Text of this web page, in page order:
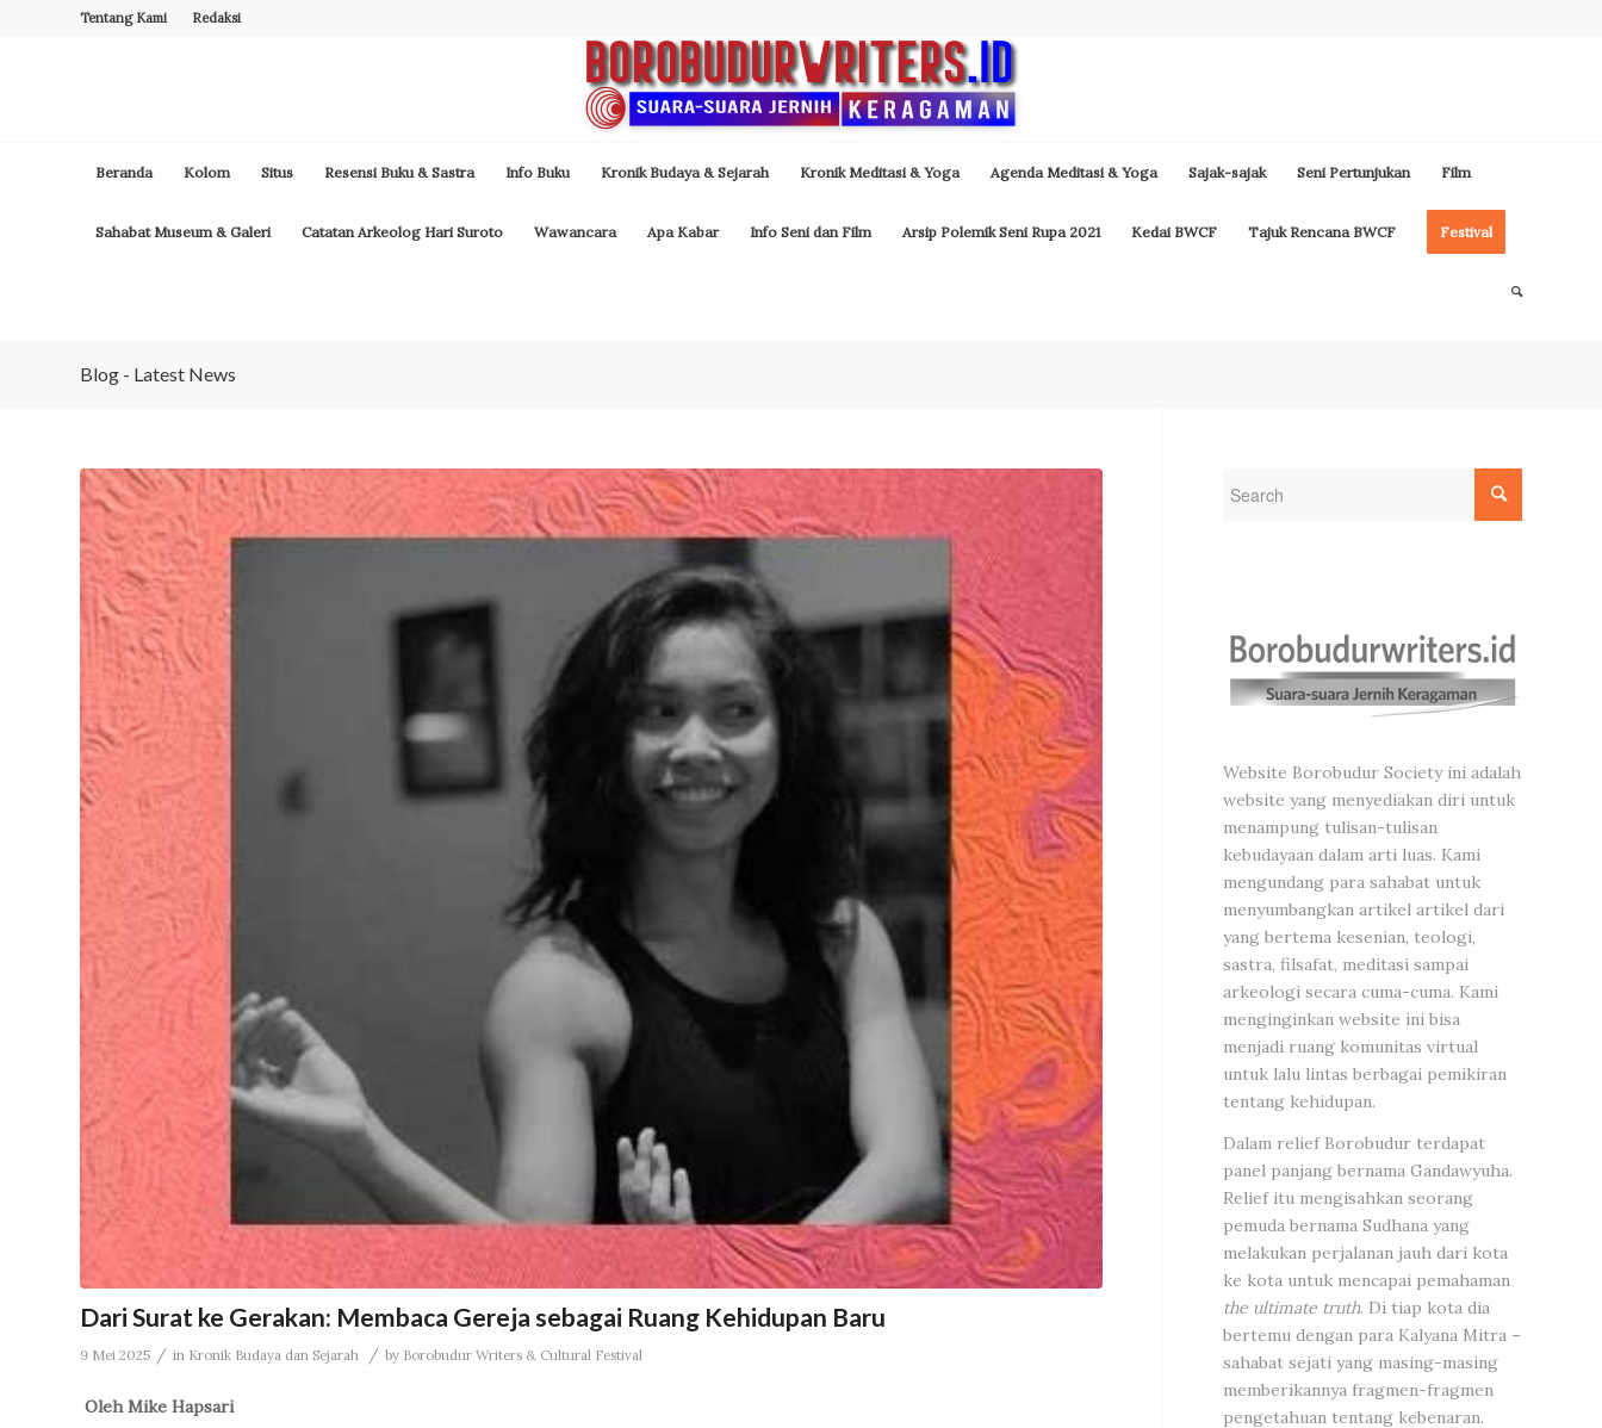
Tentang Kami Redaksi
Beranda Kolom Situs Resensi Buku & Sastra Info Buku Kronik Budaya & Sejarah Kronik Meditasi & Yoga Agenda Meditasi & Yoga Sajak-sajak Seni Pertunjukan Film
Sahabat Museum & Galeri Catatan Arkeolog Hari Suroto Wawancara Apa Kabar Info Seni dan Film Arsip Polemik Seni Rupa 2021 Kedai BWCF Tajuk Rencana BWCF Festival
Blog - Latest News
Dari Surat ke Gerakan: Membaca Gereja sebagai Ruang Kehidupan Baru
9 Mei 2025 / in Kronik Budaya dan Sejarah / by Borobudur Writers & Cultural Festival
OlehMike Hapsari
Website Borobudur Society ini adalah
website yang menyediakan diri untuk
menampung tulisan-tulisan
kebudayaan dalam arti luas. Kami
mengundang para sahabat untuk
menyumbangkan artikel artikel dari
yang bertema kesenian, teologi,
sastra, filsafat, meditasi sampai
arkeologi secara cuma-cuma. Kami
menginginkan website ini bisa
menjadi ruang komunitas virtual
untuk lalu lintas berbagai pemikiran
tentang kehidupan.
Dalam relief Borobudur terdapat
panel panjang bernama Gandawyuha.
Relief itu mengisahkan seorang
pemuda bernama Sudhana yang
melakukan perjalanan jauh dari kota
ke kota untuk mencapai pemahaman
the ultimate truth. Di tiap kota dia
bertemu dengan para Kalyana Mitra –
sahabat sejati yang masing-masing
memberikannya fragmen-fragmen
pengetahuan tentang kebenaran.